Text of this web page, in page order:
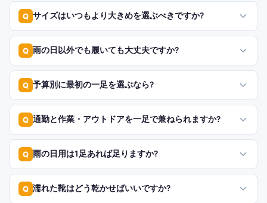
Q サイズはいつもより大きめを選ぶべきですか?
Q 雨の日以外でも履いても大丈夫ですか?
Q 予算別に最初の一足を選ぶなら?
Q 通勤と作業・アウトドアを一足で兼ねられますか?
Q 雨の日用は1足あれば足りますか?
Q 濡れた靴はどう乾かせばいいですか?